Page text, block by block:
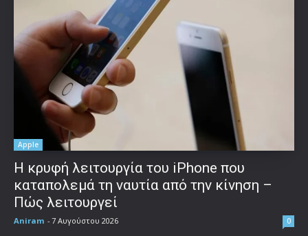
Apple
Η κρυφή λειτουργία του iPhone που
καταπολεμά τη ναυτία από την κίνηση –
Πώς λειτουργεί
Aniram - 7 Αυγούστου 2026 0